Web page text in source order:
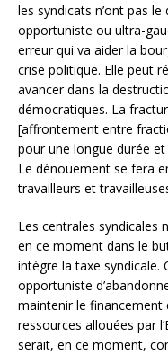
les syndicats n’ont pas
opportuniste ou ultra-
erreur qui va aider la
crise politique. Elle peut
avancer dans la
démocratiques. La
[affrontement entre
pour une longue durée
Le dénouement se fera
travailleurs et
Les centrales syndicales
en ce moment dans le
intègre la taxe syndicale.
opportuniste
maintenir le financement
ressources allouées par
serait, en ce moment,